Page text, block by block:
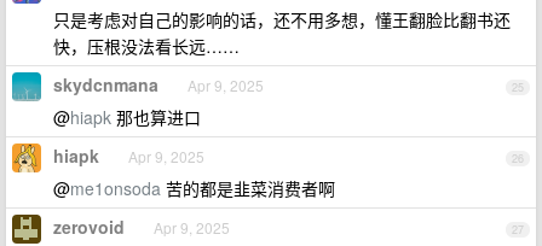
只是考虑对自己的影响的话，还不用多想，懂王翻脸比翻书还
快，压根没法看长远……
25
skydcnmana Apr 9, 2025
@hiapk 那也算进口
26
hiapk Apr 9, 2025
@me1onsoda 苦的都是韭菜消费者啊
27
zerovoid Apr 9, 2025